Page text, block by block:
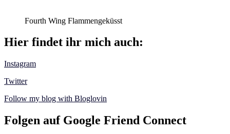
Fourth Wing Flammengeküsst
Hier findet ihr mich auch:
Instagram
Twitter
Follow my blog with Bloglovin
Folgen auf Google Friend Connect